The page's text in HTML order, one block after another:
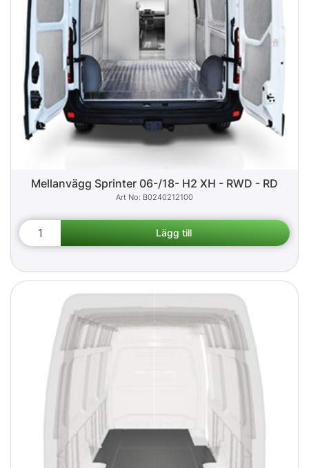
Mellanvägg Sprinter 06-/18- H2 XH - RWD - RD
B0240212100